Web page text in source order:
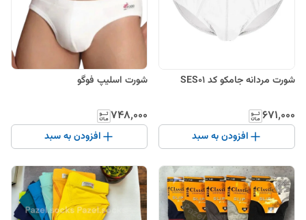
شورت مردانه جامکو کد SES01
۶۷۱٬۰۰۰
افزودن به سبد
شورت اسلیپ فوگو‌
۷۴۸٬۰۰۰
افزودن به سبد